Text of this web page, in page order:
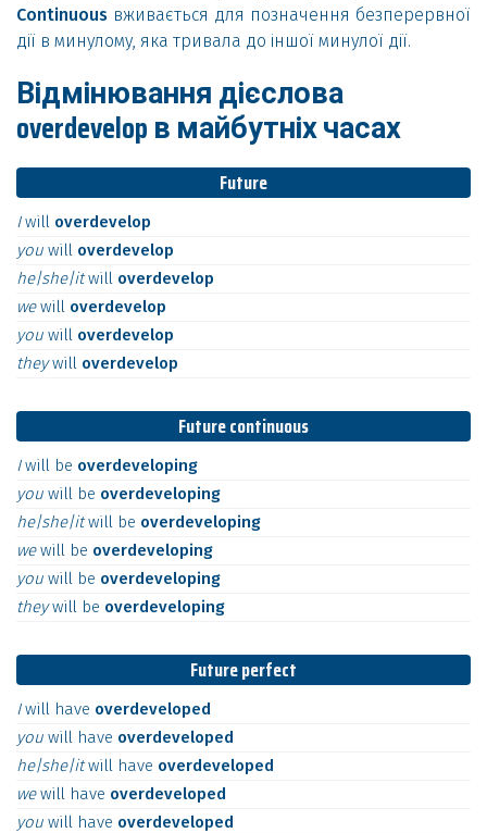
Continuous вживається для позначення безперервної
дії в минулому, яка тривала до іншої минулої дії.
Відмінювання дієслова
overdevelop в майбутніх часах
Future
Iwill overdevelop
you will overdevelop
he|she|itwill overdevelop
wewill overdevelop
you will overdevelop
theywill overdevelop
Future continuous
Iwill be overdeveloping
you will be overdeveloping
he|she|itwill be overdeveloping
wewill be overdeveloping
you will be overdeveloping
theywill be overdeveloping
Future perfect
Iwill have overdeveloped
you will have overdeveloped
he|she|itwill have overdeveloped
wewill have overdeveloped
you will have overdeveloped